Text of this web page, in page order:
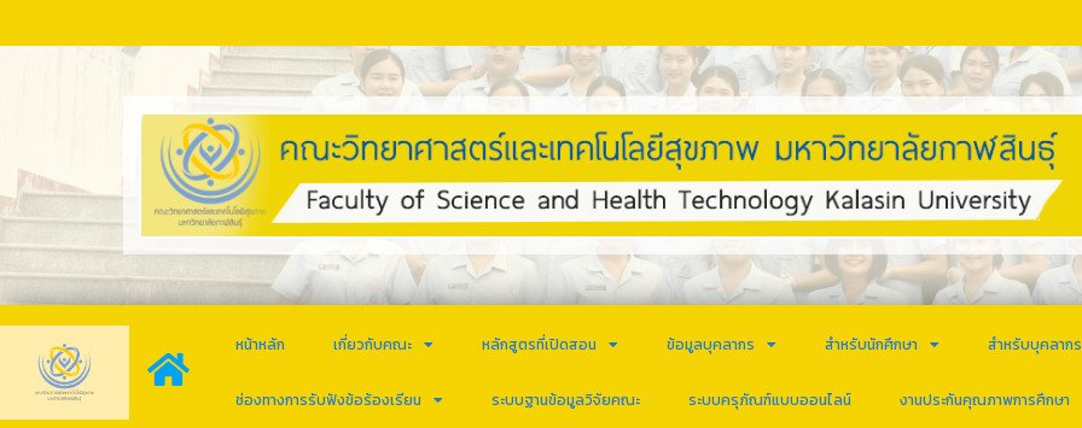
หน้าหลัก เกี่ยวกับคณะ หลักสูตรที่เปิดสอน ข้อมูลบุคลากร สำหรับนักศึกษา สำหรับบุคลากร
ช่องทางการรับฟังข้อร้องเรียน ระบบฐานข้อมูลวิจัยคณะ ระบบครุภัณฑ์แบบออนไลน์ งานประกันคุณภาพการศึกษา